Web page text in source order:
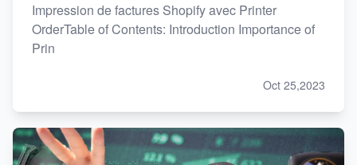
Impression de factures Shopify avec Printer
OrderTable of Contents: Introduction Importance of
Prin
Oct 25,2023